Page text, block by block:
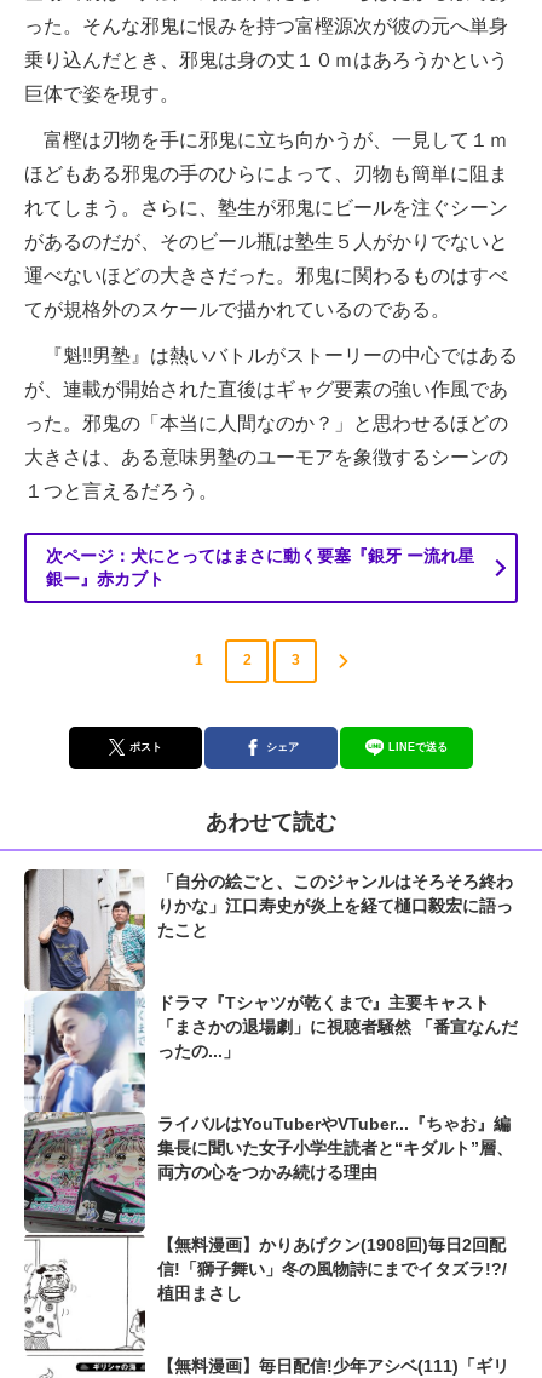
った。そんな邪鬼に恨みを持つ富樫源次が彼の元へ単身
乗り込んだとき、邪鬼は身の丈１０ｍはあろうかという
巨体で姿を現す。
富樫は刃物を手に邪鬼に立ち向かうが、一見して１ｍ
ほどもある邪鬼の手のひらによって、刃物も簡単に阻ま
れてしまう。さらに、塾生が邪鬼にビールを注ぐシーン
があるのだが、そのビール瓶は塾生５人がかりでないと
運べないほどの大きさだった。邪鬼に関わるものはすべ
てが規格外のスケールで描かれているのである。
『魁!!男塾』は熱いバトルがストーリーの中心ではある
が、連載が開始された直後はギャグ要素の強い作風であ
った。邪鬼の「本当に人間なのか？」と思わせるほどの
大きさは、ある意味男塾のユーモアを象徴するシーンの
１つと言えるだろう。
次ページ：犬にとってはまさに動く要塞『銀牙 ー流れ星
銀ー』赤カブト
1 2 3
ポスト シェア LINEで送る
あわせて読む
「自分の絵ごと、このジャンルはそろそろ終わ
りかな」江口寿史が炎上を経て樋口毅宏に語っ
たこと
ドラマ『Tシャツが乾くまで』主要キャスト
「まさかの退場劇」に視聴者騒然 「番宣なんだ
ったの...」
ライバルはYouTuberやVTuber...『ちゃお』編
集長に聞いた女子小学生読者と“キダルト”層、
両方の心をつかみ続ける理由
【無料漫画】かりあげクン(1908回)毎日2回配
信!「獅子舞い」冬の風物詩にまでイタズラ!?/
植田まさし
【無料漫画】毎日配信!少年アシベ(111)「ギリ